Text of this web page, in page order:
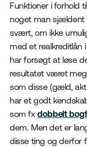
Funktioner i forhold
noget man
svært, om ikke
med et realkreditlån
har forsøgt at løse
resultatet været
som disse (gæld,
har et godt
som fxdobbelt
dem. Men det er
disse ting og derfor